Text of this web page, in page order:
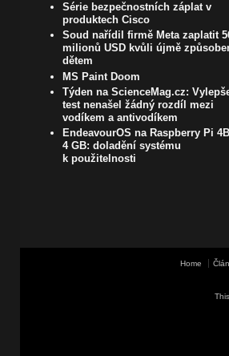
Série bezpečnostních záplat v
produktech Cisco
Soud nařídil firmě Meta zaplatit
milionů USD kvůli újmě
dětem
MS Paint Doom
Týden na ScienceMag.cz:
test nenašel žádný rozdíl mezi
vodíkem a antivodíkem
EndeavourOS na Raspberry Pi 4B
4 GB: doladění systému
k použitelnosti
Home